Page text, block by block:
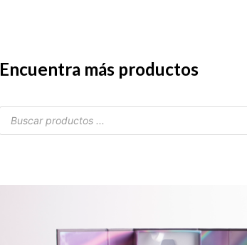
Encuentra más productos